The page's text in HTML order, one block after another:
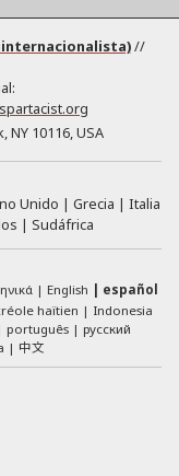
//
NY 10116, USA
Unido Grecia
Italia
Sudáfrica
English
español
haïtien
Indonesia
português
русский
中文